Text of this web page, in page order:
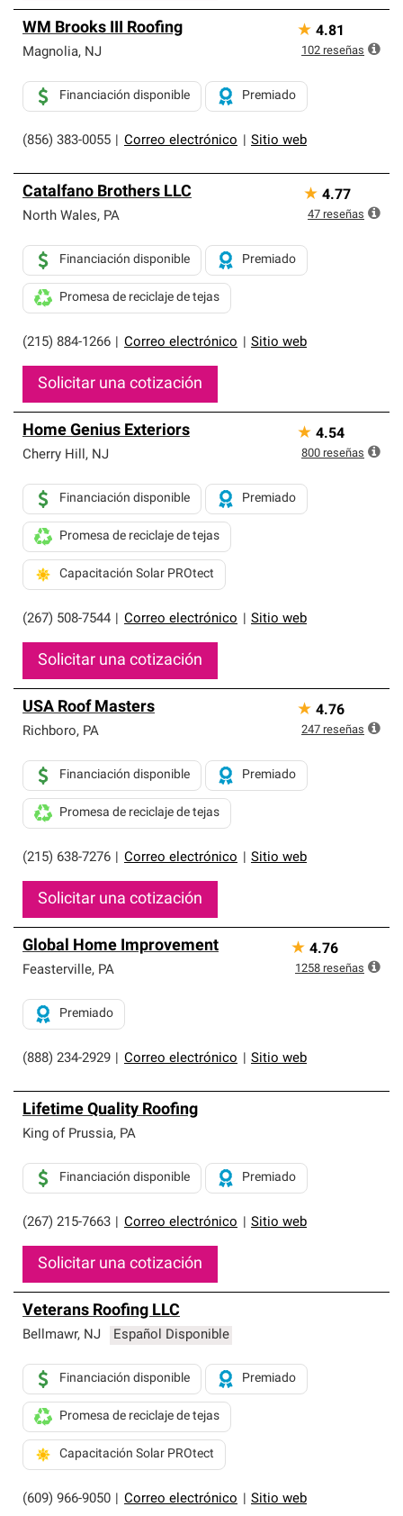
WM Brooks III Roofing
Magnolia, NJ
(856) 383-0055 Correo electrónico Sitio web
Financiación disponible Premiado
★ 4.81
102 reseñas
Catalfano Brothers LLC
North Wales, PA
(215) 884-1266 Correo electrónico Sitio web
Financiación disponible Premiado
Promesa de reciclaje de tejas
Solicitar una cotización
★ 4.77
47 reseñas
Home Genius Exteriors
Cherry Hill, NJ
(267) 508-7544 Correo electrónico Sitio web
Financiación disponible Premiado
Promesa de reciclaje de tejas
Capacitación Solar PROtect
Solicitar una cotización
★ 4.54
800 reseñas
USA Roof Masters
Richboro, PA
(215) 638-7276 Correo electrónico Sitio web
Financiación disponible Premiado
Promesa de reciclaje de tejas
Solicitar una cotización
★ 4.76
247 reseñas
Global Home Improvement
Feasterville, PA
(888) 234-2929 Correo electrónico Sitio web
Premiado
★ 4.76
1258 reseñas
Lifetime Quality Roofing
King of Prussia, PA
(267) 215-7663 Correo electrónico Sitio web
Financiación disponible Premiado
Solicitar una cotización
Veterans Roofing LLC
Bellmawr, NJ Español Disponible
(609) 966-9050 Correo electrónico Sitio web
Financiación disponible Premiado
Promesa de reciclaje de tejas
Capacitación Solar PROtect